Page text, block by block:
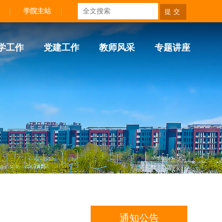
学院主站
工作 党建工作 教师风采 专题讲座
通知公告